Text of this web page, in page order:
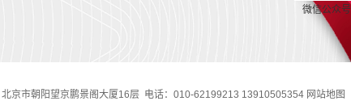
微信公众号
京市朝阳望京鹏景阁大厦16层 电话：010-62199213 13910505354 网站地图